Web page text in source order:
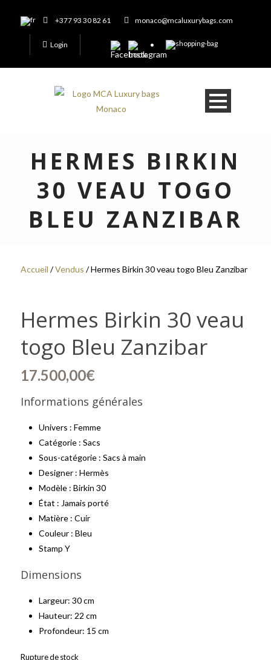
+377 93 30 82 61 monaco@mcaluxurybags.com
Login
HERMES BIRKIN
30 VEAU TOGO
BLEU ZANZIBAR
Accueil /Vendus / Hermes Birkin 30 veau togo Bleu Zanzibar
Hermes Birkin 30 veau
togo Bleu Zanzibar
17.500,00€
Informations générales
Univers : Femme
Catégorie : Sacs
Sous-catégorie : Sacs à main
Designer : Hermès
Modèle : Birkin 30
État : Jamais porté
Matière : Cuir
Couleur : Bleu
Stamp Y
Dimensions
Largeur: 30 cm
Hauteur: 22 cm
Profondeur: 15 cm
Rupture de stock